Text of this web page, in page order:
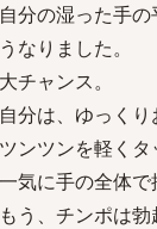
自分の湿った手
うなりました。
大チャンス。
自分は、ゆっくり
ツンツンを軽くタ
一気に手の全体で
もう、チンポは勃